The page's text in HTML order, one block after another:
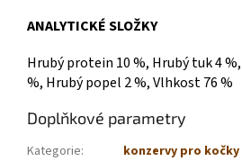
ANALYTICKÉ SLOŽKY
Hrubý protein 10 %, Hrubý tuk 4 %,
%, Hrubý popel 2 %,Vlhkost 76 %
Doplňkové parametry
Kategorie:
konzervy pro kočky